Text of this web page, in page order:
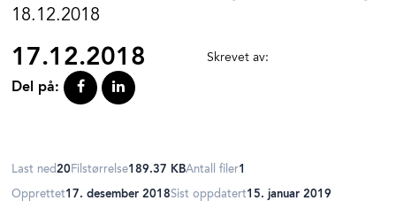
17.12.2018
Del på:
Skrevet av:
Last ned20Filstørrelse189.37 KBAntall filer1
Opprettet17. desember 2018Sist oppdatert15. januar 2019